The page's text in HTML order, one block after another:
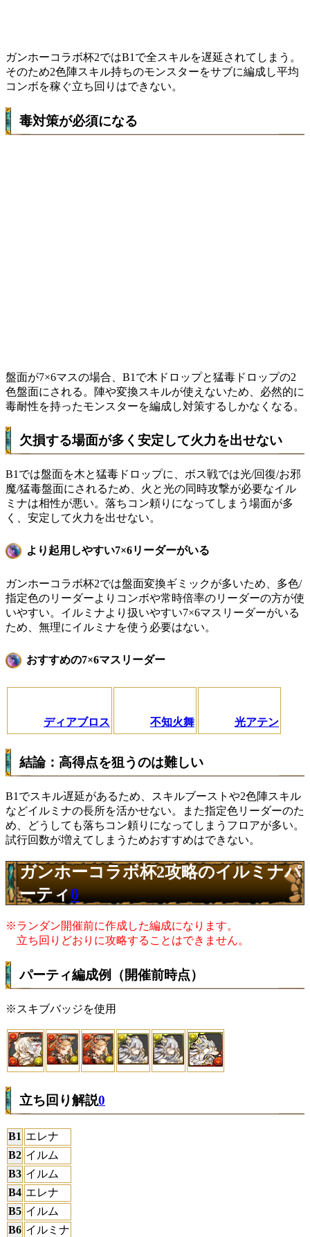
ガンホーコラボ杯2ではB1で全スキルを遅延されてしまう。
そのため2色陣スキル持ちのモンスターをサブに編成し平均
コンボを稼ぐ立ち回りはできない。
毒対策が必須になる
盤面が7×6マスの場合、B1で木ドロップと猛毒ドロップの2
色盤面にされる。陣や変換スキルが使えないため、必然的に
毒耐性を持ったモンスターを編成し対策するしかなくなる。
欠損する場面が多く安定して火力を出せない
B1では盤面を木と猛毒ドロップに、ボス戦では光/回復/お邪
魔/猛毒盤面にされるため、火と光の同時攻撃が必要なイル
ミナは相性が悪い。落ちコン頼りになってしまう場面が多
く、安定して火力を出せない。
より起用しやすい7×6リーダーがいる
ガンホーコラボ杯2では盤面変換ギミックが多いため、多色/
指定色のリーダーよりコンボや常時倍率のリーダーの方が使
いやすい。イルミナより扱いやすい7×6マスリーダーがいる
ため、無理にイルミナを使う必要はない。
おすすめの7×6マスリーダー
ディアブロス 不知火舞 光アテン
結論：高得点を狙うのは難しい
B1でスキル遅延があるため、スキルブーストや2色陣スキル
などイルミナの長所を活かせない。また指定色リーダーのた
め、どうしても落ちコン頼りになってしまうフロアが多い。
試行回数が増えてしまうためおすすめはできない。
ガンホーコラボ杯2攻略のイルミナパ
ーティ0
※ランダン開催前に作成した編成になります。
立ち回りどおりに攻略することはできません。
パーティ編成例（開催前時点）
※スキブバッジを使用
立ち回り解説0
B1 エレナ
B2 イルム
B3 イルム
B4 エレナ
B5 イルム
B6 イルミナ